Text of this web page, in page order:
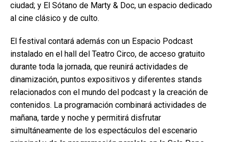
ciudad; y El Sótano de Marty & Doc, un espacio dedicado
al cine clásico y de culto.
El festival contará además con un Espacio Podcast
instalado en el hall del Teatro Circo, de acceso gratuito
durante toda la jornada, que reunirá actividades de
dinamización, puntos expositivos y diferentes stands
relacionados con el mundo del podcast y la creación de
contenidos. La programación combinará actividades de
mañana, tarde y noche y permitirá disfrutar
simultáneamente de los espectáculos del escenario